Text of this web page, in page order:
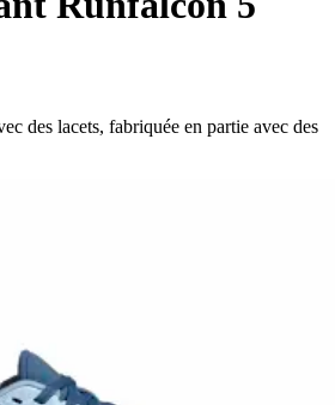
des lacets, fabriquée en partie avec des